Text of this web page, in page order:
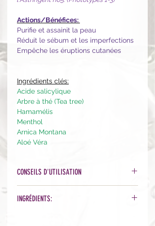
Actions/Bénéfices:
Purifie et assainit la peau
Réduit le sébum et les imperfections
Empêche les éruptions cutanées
Ingrédients clés:
Acide salicylique
Arbre à thé (Tea tree)
Hamamélis
Menthol
Arnica Montana
Aloé Véra
CONSEILS D'UTILISATION
nettoyage. Prélever sur un petit
INGRÉDIENTS: